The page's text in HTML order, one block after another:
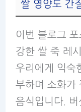
쌀 영양도 간
이번 블로그
강한 쌀 죽 레
우리에게 익숙
부하며 소화가
음식입니다.